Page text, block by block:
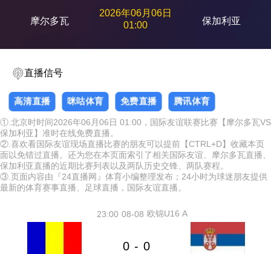
摩尔多瓦
2026年06月06日
01:00
保加利亚
直播信号
高清直播 咪咕体育 免费直播 腾讯体育
①.北京时时间2026年06月06日 01:00，国际友谊联赛比赛【摩尔多瓦VS
保加利亚】准时在线免费直播。
②.喜欢看国际友谊现场直播比赛的朋友可以提前【CTRL+D】收藏本页
面以免错过直播。还为您在本页面索引了相关国际友谊、摩尔多瓦直播、
保加利亚直播的近期比赛列表以及两队历史交锋、两队赛程。
③.页面内容由『24直播网』体育小编整理发布；24小时为球迷朋友提供
最新的体育赛事直播、足球直播，国际友谊直播。
08-08
23:00 欧锦U16 A
0 - 0